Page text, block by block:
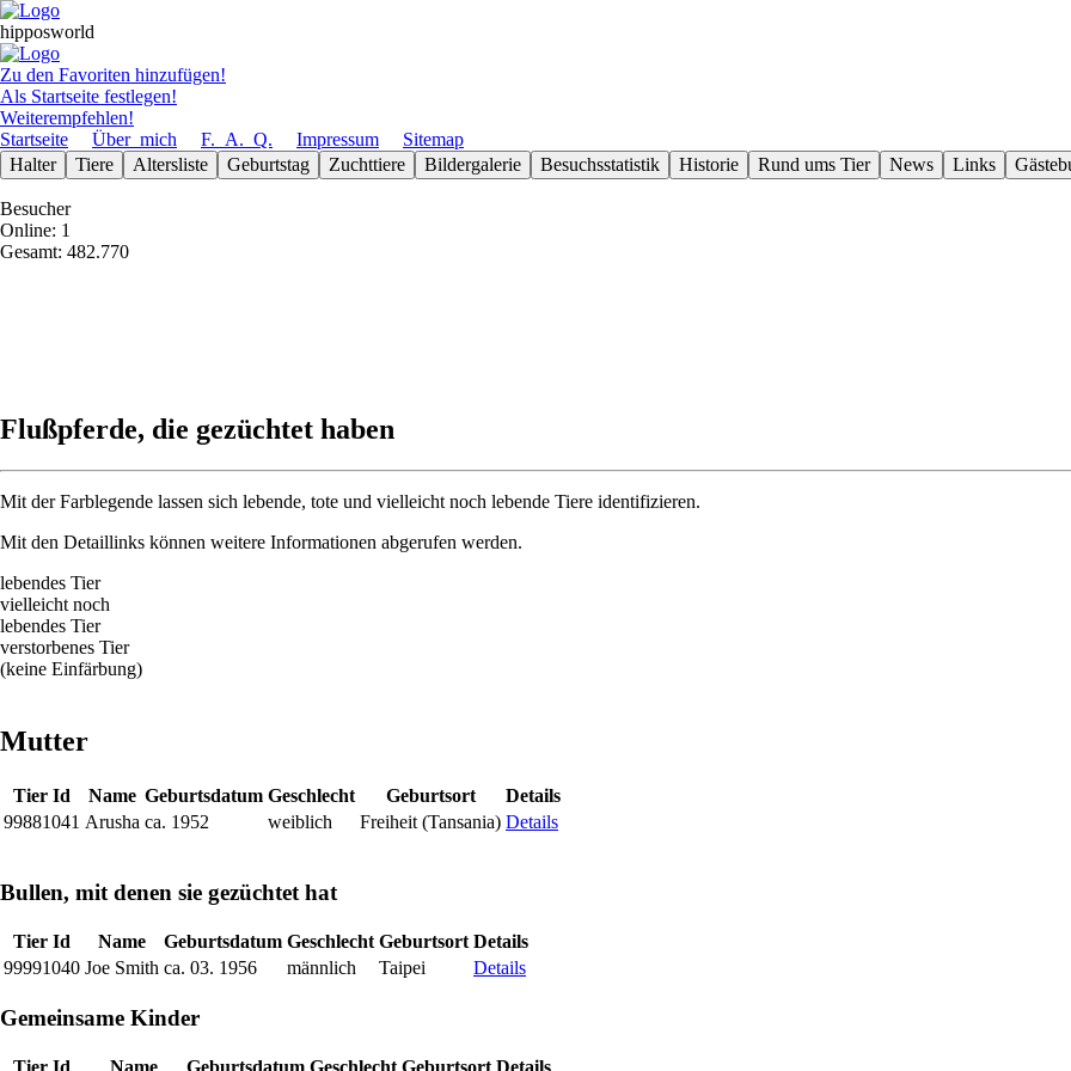
hipposworld
Zu den Favoriten hinzufügen!
Als Startseite festlegen!
Weiterempfehlen!
Startseite
Über_mich F._A._Q. Impressum
Sitemap
Halter
Tiere Altersliste Geburts­tag Zuchttiere Bilder­galerie Besuchs­statistik Historie Rund ums Tier News Links
Besucher
Online: 1
Gesamt: 482.770
Flußpferde, die gezüchtet haben
Mit der Farblegende lassen sich lebende, tote und vielleicht noch lebende Tiere identifizieren.
Mit den Detaillinks können weitere Informationen abgerufen werden.
lebendes Tier
vielleicht noch
lebendes Tier
verstorbenes Tier
(keine Einfärbung)
Mutter
Tier Id Name Geburtsdatum Geschlecht Geburtsort
Details
99881041 Arusha ca. 1952 weiblich Freiheit (Tansania) Details
Bullen, mit denen sie gezüchtet hat
Tier Id Name Geburtsdatum Geschlecht Geburtsort Details
99991040 Joe Smith ca. 03. 1956 männlich Taipei Details
Gemeinsame Kinder
Tier Id Name Geburtsdatum Geschlecht Geburtsort Details